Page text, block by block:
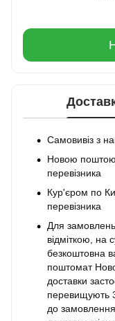
Самовивіз з
Новою поштою
перевізника
Кур'єром по
перевізника
Для
відміткою, на
безкоштовна
поштомат
доставки
перевищують
до замовлення